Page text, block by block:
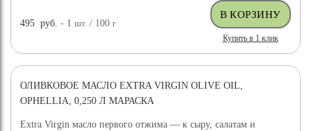
495 руб. - 1шт. / 100г
Купить в 1 клик
ОЛИВКОВОЕ МАСЛО EXTRA VIRGIN OLIVE OIL,
OPHELLIA, 0,250 Л МАРАСКА
Extra Virgin масло первого отжима — к сыру, салатам и